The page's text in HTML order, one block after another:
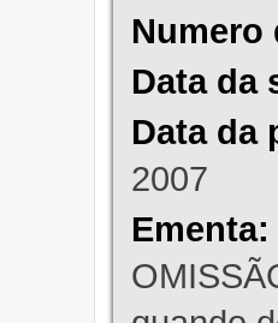
Numero
Data da
Data da
2007
Ementa: